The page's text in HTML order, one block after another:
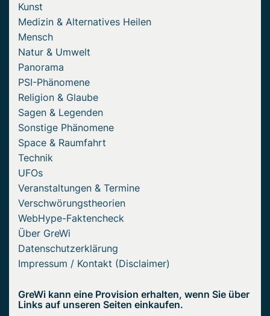
Kunst
Medizin & Alternatives Heilen
Mensch
Natur & Umwelt
Panorama
PSI-Phänomene
Religion & Glaube
Sagen & Legenden
Sonstige Phänomene
Space & Raumfahrt
Technik
UFOs
Veranstaltungen & Termine
Verschwörungstheorien
WebHype-Faktencheck
Über GreWi
Datenschutzerklärung
Impressum / Kontakt (Disclaimer)
GreWi kann eine Provision erhalten, wenn Sie über
Links auf unseren Seiten einkaufen.